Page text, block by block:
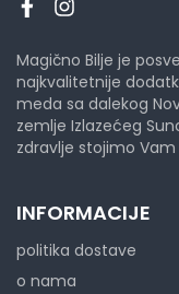
Magično Bilje je
najkvalitetnije
meda sa dalekog
zemlje Izlazećeg
zdravlje stojimo Vam
INFORMACIJE
politika dostave
o nama